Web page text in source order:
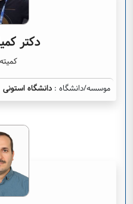
دکتر
موسسه/دانشگاه : دانشگاه استونی